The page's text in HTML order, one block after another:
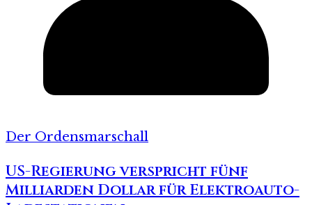
Der Ordensmarschall
US-Regierung verspricht fünf
Milliarden Dollar für Elektroauto-